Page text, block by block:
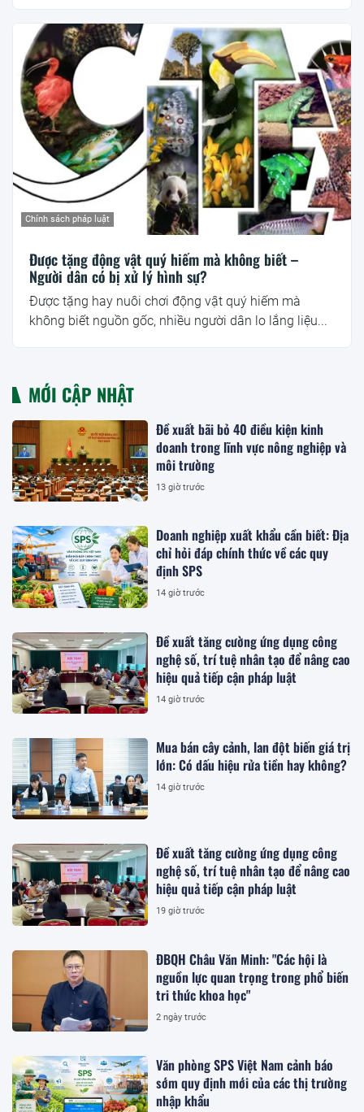
Chính sách pháp luật
Được tặng động vật quý hiếm mà không biết –
Người dân có bị xử lý hình sự?
Được tặng hay nuôi chơi động vật quý hiếm mà
không biết nguồn gốc, nhiều người dân lo lắng liệu...
MỚI CẬP NHẬT
Đề xuất bãi bỏ 40 điều kiện kinh
doanh trong lĩnh vực nông nghiệp và
môi trường
13 giờ trước
Doanh nghiệp xuất khẩu cần biết: Địa
chỉ hỏi đáp chính thức về các quy
định SPS
14 giờ trước
Đề xuất tăng cường ứng dụng công
nghệ số, trí tuệ nhân tạo để nâng cao
hiệu quả tiếp cận pháp luật
14 giờ trước
Mua bán cây cảnh, lan đột biến giá trị
lớn: Có dấu hiệu rửa tiền hay không?
14 giờ trước
Đề xuất tăng cường ứng dụng công
nghệ số, trí tuệ nhân tạo để nâng cao
hiệu quả tiếp cận pháp luật
19 giờ trước
ĐBQH Châu Văn Minh: "Các hội là
nguồn lực quan trọng trong phổ biến
tri thức khoa học"
2 ngày trước
Văn phòng SPS Việt Nam cảnh báo
sớm quy định mới của các thị trường
nhập khẩu